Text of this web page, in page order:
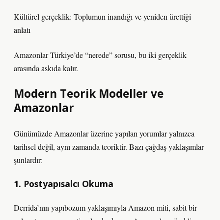
Kültürel gerçeklik: Toplumun inandığı ve yeniden ürettiği
anlatı
Amazonlar Türkiye’de “nerede” sorusu, bu iki gerçeklik
arasında askıda kalır.
Modern Teorik Modeller ve
Amazonlar
Günümüzde Amazonlar üzerine yapılan yorumlar yalnızca
tarihsel değil, aynı zamanda teoriktir. Bazı çağdaş yaklaşımlar
şunlardır:
1. Postyapısalcı Okuma
Derrida’nın yapıbozum yaklaşımıyla Amazon miti, sabit bir